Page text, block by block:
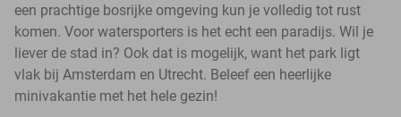
een prachtige bosrijke omgeving kun je volledig tot rust
komen. Voor watersporters is het echt een paradijs. Wil je
liever de stad in? Ook dat is mogelijk, want het park ligt
vlak bij Amsterdam en Utrecht. Beleef een heerlijke
minivakantie met het hele gezin!